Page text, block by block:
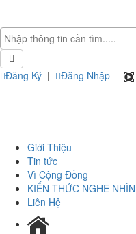
Đăng Ký | Đăng Nhập
Giới Thiệu
Tin tức
Vì Cộng Đồng
KIẾN THỨC NGHE NHÌN
Liên Hệ